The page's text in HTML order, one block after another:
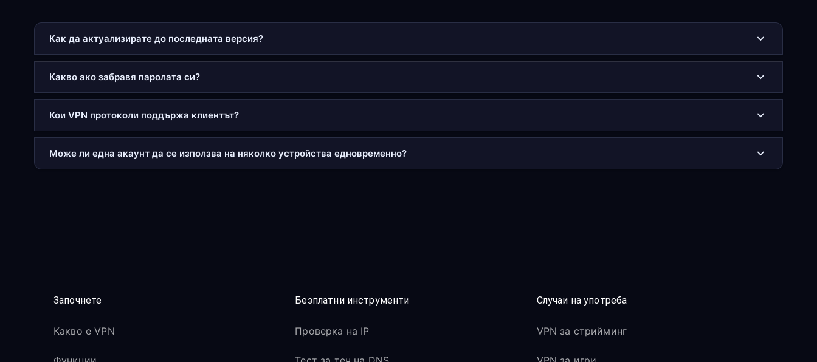
Как да актуализирате до последната версия?
Какво ако забравя паролата си?
Кои VPN протоколи поддържа клиентът?
Може ли една акаунт да се използва на няколко устройства едновременно?
Започнете
Какво е VPN
Безплатни инструменти
Проверка на IP
Случаи на употреба
VPN за стрийминг